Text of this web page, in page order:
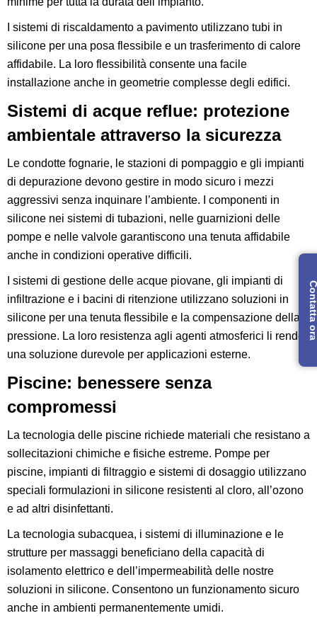
I sistemi di riscaldamento a pavimento utilizzano tubi in
silicone per una posa flessibile e un trasferimento di calore
affidabile. La loro flessibilità consente una facile
installazione anche in geometrie complesse degli edifici.
Sistemi di acque reflue: protezione
ambientale attraverso la sicurezza
Le condotte fognarie, le stazioni di pompaggio e gli impianti
di depurazione devono gestire in modo sicuro i mezzi
aggressivi senza inquinare l’ambiente. I componenti in
silicone nei sistemi di tubazioni, nelle guarnizioni delle
pompe e nelle valvole garantiscono una tenuta affidabile
anche in condizioni operative difficili.
I sistemi di gestione delle acque piovane, gli impianti di
infiltrazione e i bacini di ritenzione utilizzano soluzioni in
silicone per una tenuta flessibile e la compensazione della
pressione. La loro resistenza agli agenti atmosferici li rende
una soluzione durevole per applicazioni esterne.
Piscine: benessere senza
compromessi
La tecnologia delle piscine richiede materiali che resistano a
sollecitazioni chimiche e fisiche estreme. Pompe per
piscine, impianti di filtraggio e sistemi di dosaggio utilizzano
speciali formulazioni in silicone resistenti al cloro, all’ozono
e ad altri disinfettanti.
La tecnologia subacquea, i sistemi di illuminazione e le
strutture per massaggi beneficiano della capacità di
isolamento elettrico e dell’impermeabilità delle nostre
soluzioni in silicone. Consentono un funzionamento sicuro
anche in ambienti permanentemente umidi.